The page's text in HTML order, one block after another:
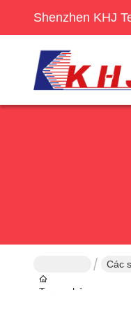
Shenzhen KHJ
Trang chủ
Các